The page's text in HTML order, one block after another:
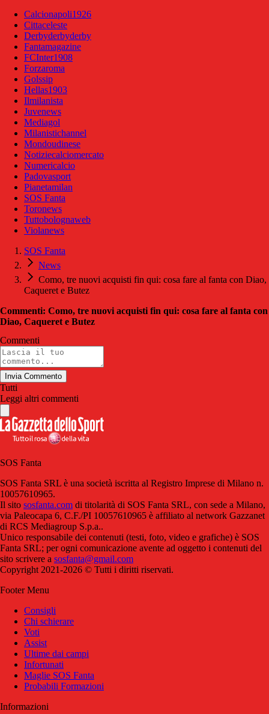
Calcionapoli1926
Cittaceleste
Derbyderbyderby
Fantamagazine
FCInter1908
Forzaroma
Golssip
Hellas1903
Ilmilanista
Juvenews
Mediagol
Milanistichannel
Mondoudinese
Notiziecalciomercato
Numericalcio
Padovasport
Pianetamilan
SOS Fanta
Toronews
Tuttobolognaweb
Violanews
SOS Fanta
News
Como, tre nuovi acquisti fin qui: cosa fare al fanta con Diao,
Caqueret e Butez
Commenti: Como, tre nuovi acquisti fin qui: cosa fare al fanta con
Diao, Caqueret e Butez
Commenti
Invia Commento
Tutti
Leggi altri commenti
SOS Fanta
SOS Fanta SRL è una società iscritta al Registro Imprese di Milano n.
10057610965.
Il sito sosfanta.com di titolarità di SOS Fanta SRL, con sede a Milano,
via Paleocapa 6, C.F./PI 10057610965 è affiliato al network Gazzanet
di RCS Mediagroup S.p.a..
Unico responsabile dei contenuti (testi, foto, video e grafiche) è SOS
Fanta SRL; per ogni comunicazione avente ad oggetto i contenuti del
sito scrivere a sosfanta@gmail.com
Copyright 2021-2026 © Tutti i diritti riservati.
Footer Menu
Consigli
Chi schierare
Voti
Assist
Ultime dai campi
Infortunati
Maglie SOS Fanta
Probabili Formazioni
Informazioni